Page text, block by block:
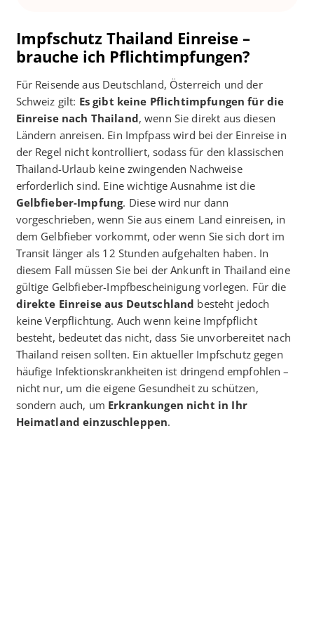
Impfschutz Thailand Einreise –
brauche ich Pflichtimpfungen?
Für Reisende aus Deutschland, Österreich und der
Schweiz gilt: Es gibt keine Pflichtimpfungen für die
Einreise nach Thailand, wenn Sie direkt aus diesen
Ländern anreisen. Ein Impfpass wird bei der Einreise in
der Regel nicht kontrolliert, sodass für den klassischen
Thailand-Urlaub keine zwingenden Nachweise
erforderlich sind. Eine wichtige Ausnahme ist die
Gelbfieber-Impfung. Diese wird nur dann
vorgeschrieben, wenn Sie aus einem Land einreisen, in
dem Gelbfieber vorkommt, oder wenn Sie sich dort im
Transit länger als 12 Stunden aufgehalten haben. In
diesem Fall müssen Sie bei der Ankunft in Thailand eine
gültige Gelbfieber-Impfbescheinigung vorlegen. Für die
direkte Einreise aus Deutschland besteht jedoch
keine Verpflichtung. Auch wenn keine Impfpflicht
besteht, bedeutet das nicht, dass Sie unvorbereitet nach
Thailand reisen sollten. Ein aktueller Impfschutz gegen
häufige Infektionskrankheiten ist dringend empfohlen –
nicht nur, um die eigene Gesundheit zu schützen,
sondern auch, um Erkrankungen nicht in Ihr
Heimatland einzuschleppen.